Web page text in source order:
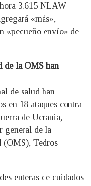
3.615 NLAW
«más»,
«pequeño envío» de
de la OMS han
de salud han
en 18 ataques contra
de Ucrania,
general de la
(OMS), Tedros
enteras de cuidados